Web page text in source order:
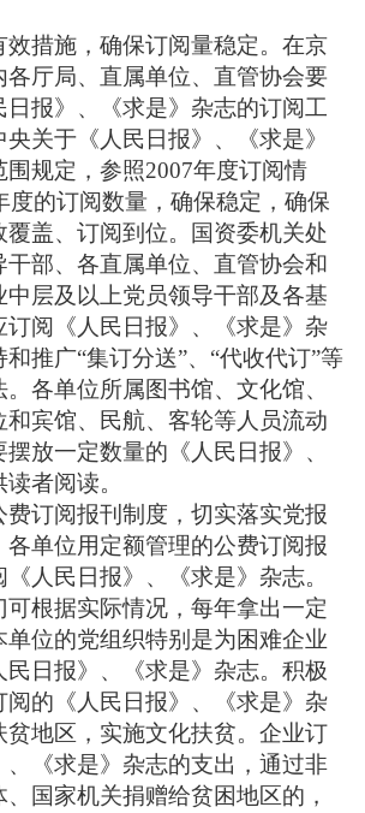
措施，确保订阅量稳定。在京
各厅局、直属单位、直管协会要
日报》、《求是》杂志的订阅工
关于《人民日报》、《求是》
围规定，参照2007年度订阅情
度的订阅数量，确保稳定，确保
盖、订阅到位。国资委机关处
部、各直属单位、直管协会和
中层及以上党员领导干部及各基
订阅《人民日报》、《求是》杂
推广“集订分送”、“代收代订”等
各单位所属图书馆、文化馆、
和宾馆、民航、客轮等人员流动
放一定数量的《人民日报》、
者阅读。
订阅报刊制度，切实落实党报
各单位用定额管理的公费订阅报
人民日报》、《求是》杂志。
根据实际情况，每年拿出一定
单位的党组织特别是为困难企业
民日报》、《求是》杂志。积极
阅的《人民日报》、《求是》杂
贫地区，实施文化扶贫。企业订
、《求是》杂志的支出，通过非
国家机关捐赠给贫困地区的，